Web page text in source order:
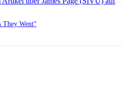
They Went“